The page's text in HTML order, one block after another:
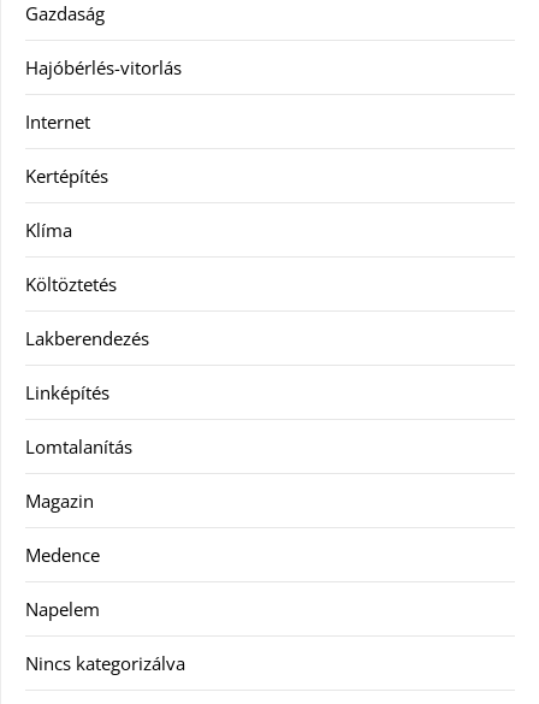
Gazdaság
Hajóbérlés-vitorlás
Internet
Kertépítés
Klíma
Költöztetés
Lakberendezés
Linképítés
Lomtalanítás
Magazin
Medence
Napelem
Nincs kategorizálva